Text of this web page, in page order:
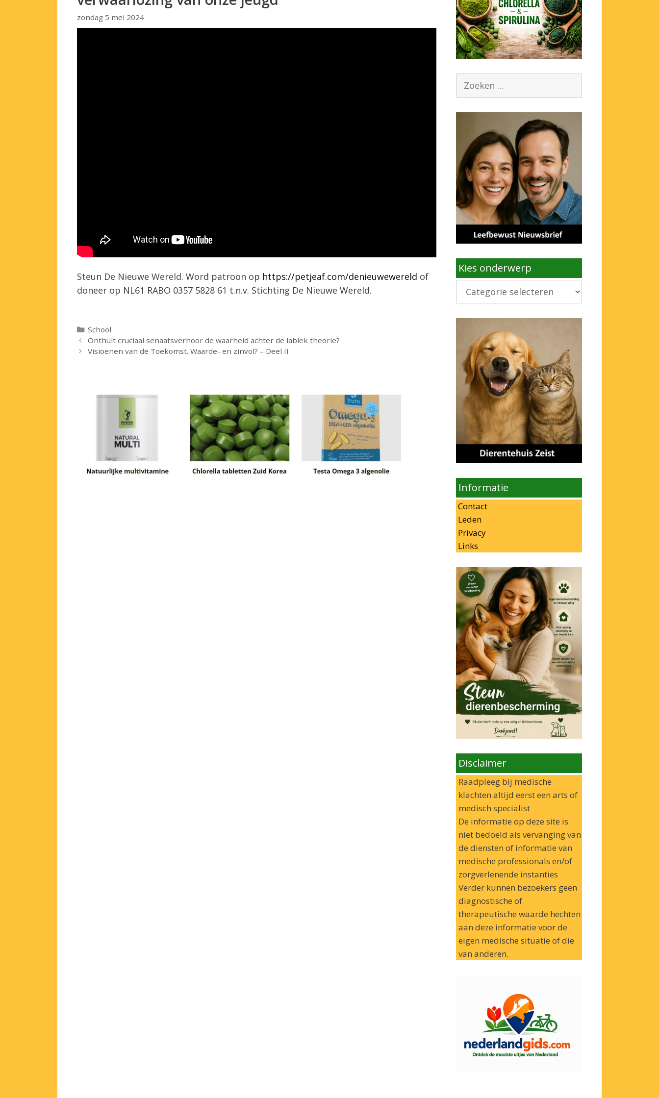
zondag 5 mei 2024
Steun De Nieuwe Wereld. Word patroon op https://petjeaf.com/denieuwewereld of
doneer op NL61 RABO 0357 5828 61 t.n.v. Stichting De Nieuwe Wereld.
Categorieën
School
Onthult cruciaal senaatsverhoor de waarheid achter de lablek theorie?
Visioenen van de Toekomst. Waarde- en zinvol? – Deel II
Zoek
Kies onderwerp
Kies
onderwerp
Informatie
Contact
Leden
Privacy
Links
Disclaimer
Raadpleeg bij medische
klachten altijd eerst een arts of
medisch specialist
De informatie op deze site is
niet bedoeld als vervanging van
de diensten of informatie van
medische professionals en/of
zorgverlenende instanties
Verder kunnen bezoekers geen
diagnostische of
therapeutische waarde hechten
aan deze informatie voor de
eigen medische situatie of die
van anderen.